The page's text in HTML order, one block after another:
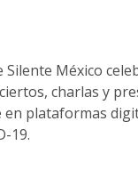
Silente México
charlas y
en plataformas
19.